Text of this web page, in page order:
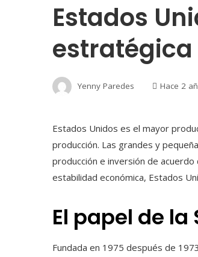
Estados
Yenny Paredes Hace 2
Estados Unidos es el mayor
producción. Las grandes y
producción e inversión de
estabilidad económica, Estados
El papel de la
Fundada en 1975 después de